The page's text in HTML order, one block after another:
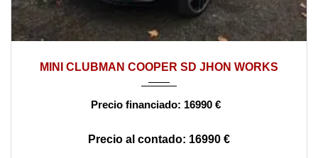
MINI CLUBMAN COOPER SD JHON WORKS
16990 €
16990 €